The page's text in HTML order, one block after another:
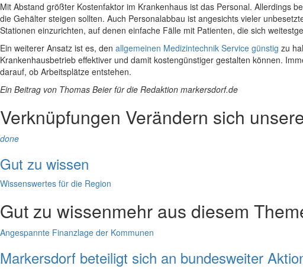
Mit Abstand größter Kostenfaktor im Krankenhaus ist das Personal. Allerdings
die Gehälter steigen sollten. Auch Personalabbau ist angesichts vieler
Stationen einzurichten, auf denen einfache Fälle mit Patienten, die sich
Ein weiterer Ansatz ist es, den allgemeinen Medizintechnik Service günstig zu
Krankenhausbetrieb effektiver und damit kostengünstiger gestalten können.
darauf, ob Arbeitsplätze entstehen.
Ein Beitrag von Thomas Beier für die Redaktion markersdorf.de
Verknüpfungen Verändern sich
done
Gut zu wissen
Wissenswertes für die Region
Gut zu wissenmehr aus diesem
Angespannte Finanzlage der Kommunen
Markersdorf beteiligt sich an bundesweiter